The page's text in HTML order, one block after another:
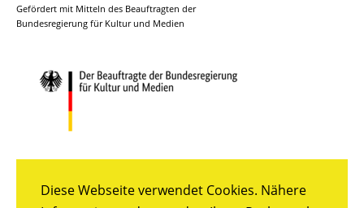
Diese Webseite verwendet Cookies. Nähere
Gefördert mit Mitteln des Beauftragten der
Bundesregierung für Kultur und Medien